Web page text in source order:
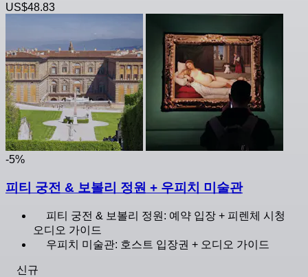
US$48.83
-5%
피티 궁전 & 보볼리 정원 + 우피치 미술관
피티 궁전 & 보볼리 정원: 예약 입장 + 피렌체 시청
오디오 가이드
우피치 미술관: 호스트 입장권 + 오디오 가이드
신규